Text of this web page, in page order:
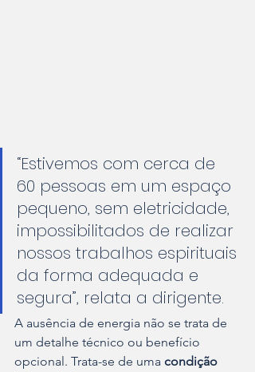
“Estivemos com cerca de
60 pessoas em um espaço
pequeno, sem eletricidade,
impossibilitados de realizar
nossos trabalhos espirituais
da forma adequada e
segura”, relata a dirigente.
A ausência de energia não se trata de
um detalhe técnico ou benefício
opcional. Trata-se de uma condição